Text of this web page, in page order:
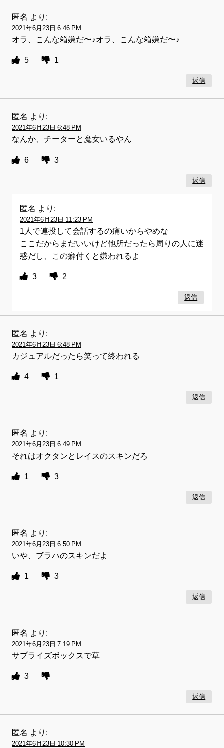
匿名 より:
2021年6月23日 6:46 PM
オラ、こんな箱嫌だ〜♪オラ、こんな箱嫌だ〜♪
5 1
返信
匿名 より:
2021年6月23日 6:48 PM
なんか、チーターと魔女いるやん
6 3
返信
匿名 より:
2021年6月23日 11:23 PM
1人で連投して会話するの痛いからやめな
ここだからまだいいけど他所だったら周りの人に迷
惑だし、この癖付くと嫌われるよ
3 2
返信
匿名 より:
2021年6月23日 6:48 PM
カジュアルだったら笑って終われる
4 1
返信
匿名 より:
2021年6月23日 6:49 PM
それはオクタンとレイスのスキンだろ
1 3
返信
匿名 より:
2021年6月23日 6:50 PM
いや、ブラハのスキンだよ
1 3
返信
匿名 より:
2021年6月23日 7:19 PM
サプライズボックスで草
3
返信
匿名 より:
2021年6月23日 10:30 PM